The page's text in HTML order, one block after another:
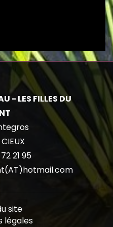
- LES FILLES DU
CIEUX
21 95
site
légales